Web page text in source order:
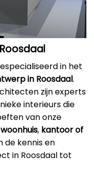
in het
in Roosdaal.
zijn experts
interieurs die
van onze
woonhuis, kantoorof
de kennis en
in Roosdaal tot